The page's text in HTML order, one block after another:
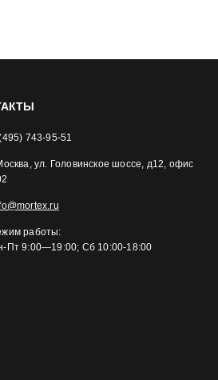
743-95-51
ул. Головинское шоссе, д12, офис
работы:
Пт 9:00—19:00; Сб 10:00-18:00